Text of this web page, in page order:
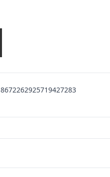
8672262925719427283